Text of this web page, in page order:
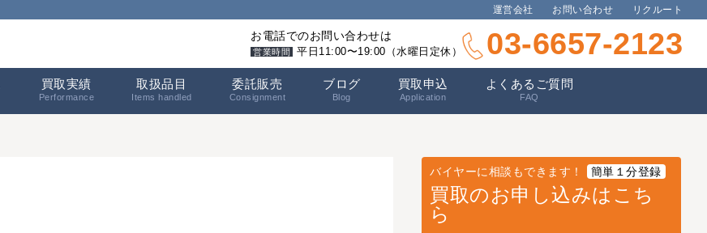
運営会社 お問い合わせ リクルート
お電話でのお問い合わせは
営業時間 平日11:00〜19:00（水曜日定休） 03-6657-2123
買取実績
Performance
取扱品目
Items handled
委託販売
Consignment
ブログ
Blog
買取申込
Application
よくあるご質問
FAQ
バイヤーに相談もできます！ 簡単１分登録
買取のお申し込みはこち
ら